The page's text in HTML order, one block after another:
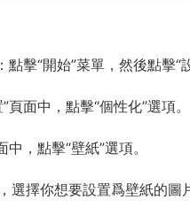
擊“開始”菜單，然後點擊“
面中，點擊“個性化”選項。
，點擊“壁紙”選項。
選擇你想要設置爲壁紙的